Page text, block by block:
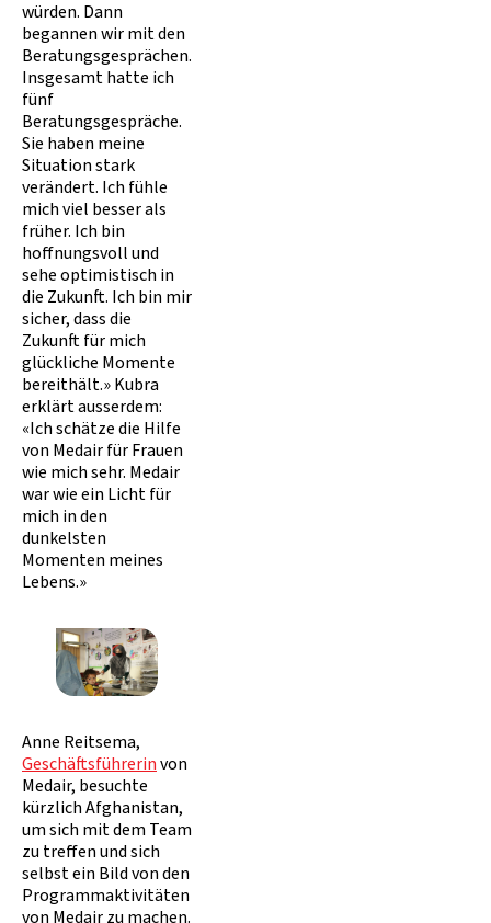
würden. Dann
begannen wir mit den
Beratungsgesprächen.
Insgesamt hatte ich
fünf
Beratungsgespräche.
Sie haben meine
Situation stark
verändert. Ich fühle
mich viel besser als
früher. Ich bin
hoffnungsvoll und
sehe optimistisch in
die Zukunft. Ich bin mir
sicher, dass die
Zukunft für mich
glückliche Momente
bereithält.» Kubra
erklärt ausserdem:
«Ich schätze die Hilfe
von Medair für Frauen
wie mich sehr. Medair
war wie ein Licht für
mich in den
dunkelsten
Momenten meines
Lebens.»
Anne Reitsema,
Geschäftsführerinvon
Medair, besuchte
kürzlich Afghanistan,
um sich mit dem Team
zu treffen und sich
selbst ein Bild von den
Programmaktivitäten
von Medair zu machen.